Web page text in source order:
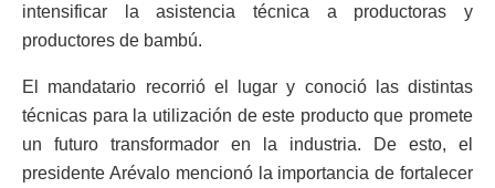
intensificar la asistencia técnica a productoras y
productores de bambú.
El mandatario recorrió el lugar y conoció las distintas
técnicas para la utilización de este producto que promete
un futuro transformador en la industria. De esto, el
presidente Arévalo mencionó la importancia de fortalecer